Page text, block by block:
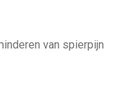
van spierpijn